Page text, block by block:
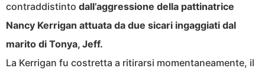
contraddistinto dall’aggressione della pattinatrice
Nancy Kerrigan attuata da due sicari ingaggiati dal
marito di Tonya, Jeff.
La Kerrigan fu costretta a ritirarsi momentaneamente, il